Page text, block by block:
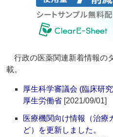
行政の医薬関連新着情報の
載。
厚生科学審議会 (臨床研
厚生労働省 [2021/09/01]
医療機関向け情報（治療
ど）を更新しました。